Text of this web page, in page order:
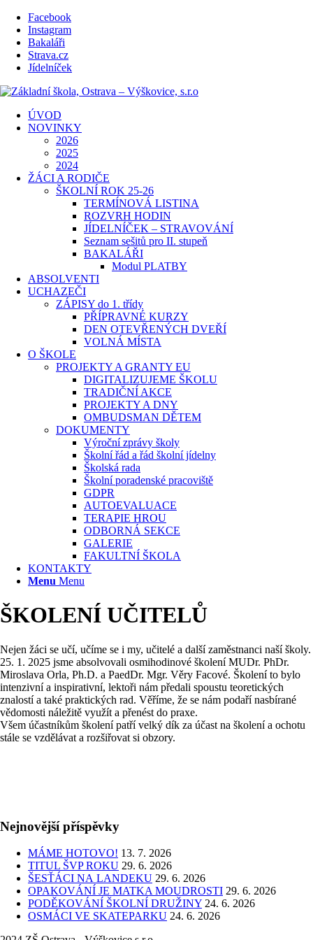
Facebook
Instagram
Bakaláři
Strava.cz
Jídelníček
ÚVOD
NOVINKY
2026
2025
2024
ŽÁCI A RODIČE
ŠKOLNÍ ROK 25-26
TERMÍNOVÁ LISTINA
ROZVRH HODIN
JÍDELNÍČEK – STRAVOVÁNÍ
Seznam sešitů pro II. stupeň
BAKALÁŘI
Modul PLATBY
ABSOLVENTI
UCHAZEČI
ZÁPISY do 1. třídy
PŘÍPRAVNÉ KURZY
DEN OTEVŘENÝCH DVEŘÍ
VOLNÁ MÍSTA
O ŠKOLE
PROJEKTY A GRANTY EU
DIGITALIZUJEME ŠKOLU
TRADIČNÍ AKCE
PROJEKTY A DNY
OMBUDSMAN DĚTEM
DOKUMENTY
Výroční zprávy školy
Školní řád a řád školní jídelny
Školská rada
Školní poradenské pracoviště
GDPR
AUTOEVALUACE
TERAPIE HROU
ODBORNÁ SEKCE
GALERIE
FAKULTNÍ ŠKOLA
KONTAKTY
Menu Menu
ŠKOLENÍ UČITELŮ
Nejen žáci se učí, učíme se i my, učitelé a další zaměstnanci naší školy.
25. 1. 2025 jsme absolvovali osmihodinové školení MUDr. PhDr.
Miroslava Orla, Ph.D. a PaedDr. Mgr. Věry Facové. Školení to bylo
intenzivní a inspirativní, lektoři nám předali spoustu teoretických
znalostí a také praktických rad. Věříme, že se nám podaří nasbírané
vědomosti náležitě využít a přenést do praxe.
Všem účastníkům školení patří velký dík za účast na školení a ochotu
stále se vzdělávat a rozšiřovat si obzory.
Nejnovější příspěvky
MÁME HOTOVO! 13. 7. 2026
TITUL ŠVP ROKU 29. 6. 2026
ŠESŤÁCI NA LANDEKU 29. 6. 2026
OPAKOVÁNÍ JE MATKA MOUDROSTI 29. 6. 2026
PODĚKOVÁNÍ ŠKOLNÍ DRUŽINY 24. 6. 2026
OSMÁCI VE SKATEPARKU 24. 6. 2026